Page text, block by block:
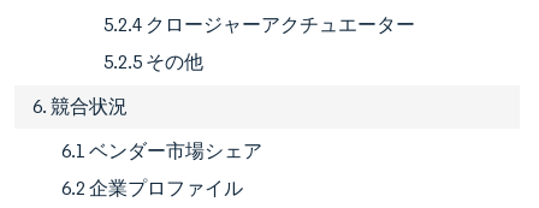
5.2.4 クロージャーアクチュエーター
5.2.5 その他
6. 競合状況
6.1 ベンダー市場シェア
6.2 企業プロファイル